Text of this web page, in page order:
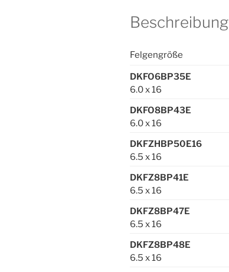
Beschreibung
Felgengröße
DKFO6BP35E
6.0 x 16
DKFO8BP43E
6.0 x 16
DKFZHBP50E16
6.5 x 16
DKFZ8BP41E
6.5 x 16
DKFZ8BP47E
6.5 x 16
DKFZ8BP48E
6.5 x 16